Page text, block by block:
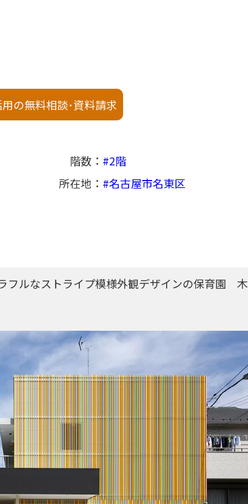
の無料相談･資料請求
階数
2階
所在地
名古屋市名東区
フルなストライプ模様外観デザインの保育園 木